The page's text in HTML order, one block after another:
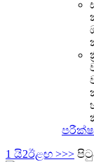
1 යි2ඊළඟ >>>